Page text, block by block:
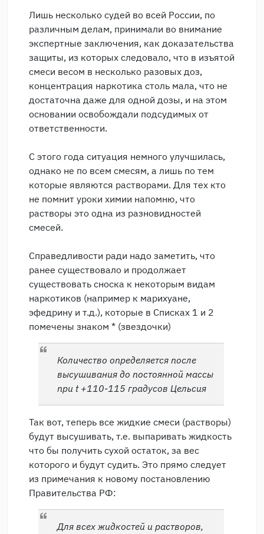
Лишь несколько судей во всей России, по
различным делам, принимали во внимание
экспертные заключения, как доказательства
защиты, из которых следовало, что в изъятой
смеси весом в несколько разовых доз,
концентрация наркотика столь мала, что не
достаточна даже для одной дозы, и на этом
основании освобождали подсудимых от
ответственности.
С этого года ситуация немного улучшилась,
однако не по всем смесям, а лишь по тем
которые являются растворами. Для тех кто
не помнит уроки химии напомню, что
растворы это одна из разновидностей
смесей.
Справедливости ради надо заметить, что
ранее существовало и продолжает
существовать сноска к некоторым видам
наркотиков (например к марихуане,
эфедрину и т.д.), которые в Списках 1 и 2
помечены знаком * (звездочки)
Количество определяется после
высушивания до постоянной массы
при t +110-115 градусов Цельсия
Так вот, теперь все жидкие смеси (растворы)
будут высушивать, т.е. выпаривать жидкость
что бы получить сухой остаток, за вес
которого и будут судить. Это прямо следует
из примечания к новому постановлению
Правительства РФ:
Для всех жидкостей и растворов,